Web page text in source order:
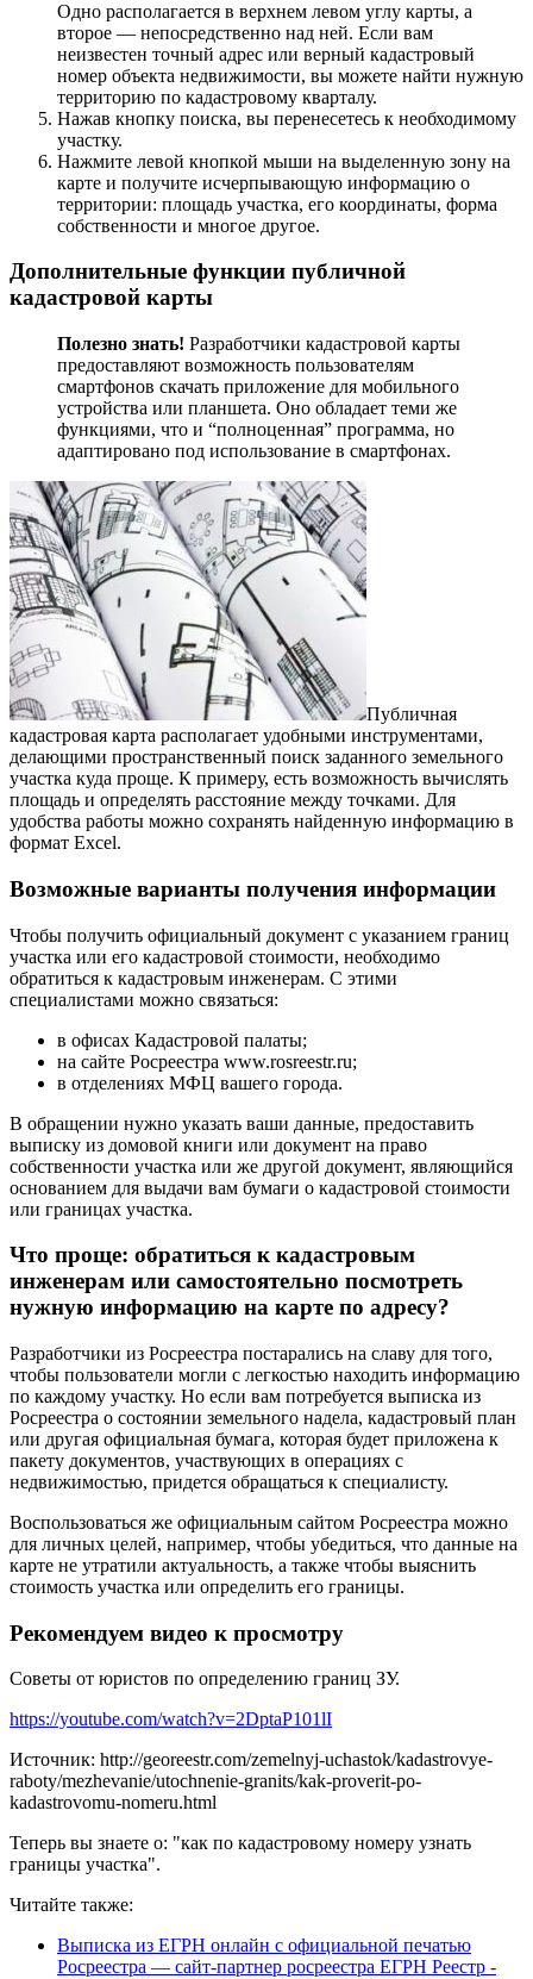
Одно располагается в верхнем левом углу карты, а
второе — непосредственно над ней. Если вам
неизвестен точный адрес или верный кадастровый
номер объекта недвижимости, вы можете найти нужную
территорию по кадастровому кварталу.
Нажав кнопку поиска, вы перенесетесь к необходимому
участку.
Нажмите левой кнопкой мыши на выделенную зону на
карте и получите исчерпывающую информацию о
территории: площадь участка, его координаты, форма
собственности и многое другое.
Дополнительные функции публичной
кадастровой карты
Полезно знать! Разработчики кадастровой карты
предоставляют возможность пользователям
смартфонов скачать приложение для мобильного
устройства или планшета. Оно обладает теми же
функциями, что и “полноценная” программа, но
адаптировано под использование в смартфонах.
Публичная
кадастровая карта располагает удобными инструментами,
делающими пространственный поиск заданного земельного
участка куда проще. К примеру, есть возможность вычислять
площадь и определять расстояние между точками. Для
удобства работы можно сохранять найденную информацию в
формат Excel.
Возможные варианты получения информации
Чтобы получить официальный документ с указанием границ
участка или его кадастровой стоимости, необходимо
обратиться к кадастровым инженерам. С этими
специалистами можно связаться:
в офисах Кадастровой палаты;
на сайте Росреестра www.rosreestr.ru;
в отделениях МФЦ вашего города.
В обращении нужно указать ваши данные, предоставить
выписку из домовой книги или документ на право
собственности участка или же другой документ, являющийся
основанием для выдачи вам бумаги о кадастровой стоимости
или границах участка.
Что проще: обратиться к кадастровым
инженерам или самостоятельно посмотреть
нужную информацию на карте по адресу?
Разработчики из Росреестра постарались на славу для того,
чтобы пользователи могли с легкостью находить информацию
по каждому участку. Но если вам потребуется выписка из
Росреестра о состоянии земельного надела, кадастровый план
или другая официальная бумага, которая будет приложена к
пакету документов, участвующих в операциях с
недвижимостью, придется обращаться к специалисту.
Воспользоваться же официальным сайтом Росреестра можно
для личных целей, например, чтобы убедиться, что данные на
карте не утратили актуальность, а также чтобы выяснить
стоимость участка или определить его границы.
Рекомендуем видео к просмотру
Советы от юристов по определению границ ЗУ.
https://youtube.com/watch?v=2DptaP101lI
Источник: http://georeestr.com/zemelnyj-uchastok/kadastrovye-
raboty/mezhevanie/utochnenie-granits/kak-proverit-po-
kadastrovomu-nomeru.html
Теперь вы знаете о: "как по кадастровому номеру узнать
границы участка".
Читайте также:
Выписка из ЕГРН онлайн с официальной печатью
Росреестра — сайт-партнер росреестра ЕГРН Реестр -